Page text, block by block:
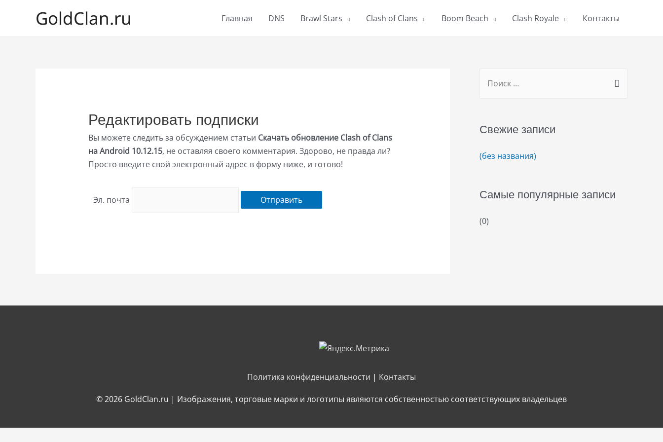
GoldClan.ru Главная DNS Brawl Stars Clash of Clans Boom Beach Clash Royale Контакты
Редактировать подписки
Вы можете следить за обсуждением статьи Скачать обновление Clash of Clans
на Android 10.12.15, не оставляя своего комментария. Здорово, не правда ли?
Просто введите свой электронный адрес в форму ниже, и готово!
Эл. почта
r
h
:
Свежие записи
(без названия)
Самые популярные записи
(0)
Политика конфиденциальности | Контакты
© 2026 GoldClan.ru | Изображения, торговые марки и логотипы являются собственностью соответствующих владельцев